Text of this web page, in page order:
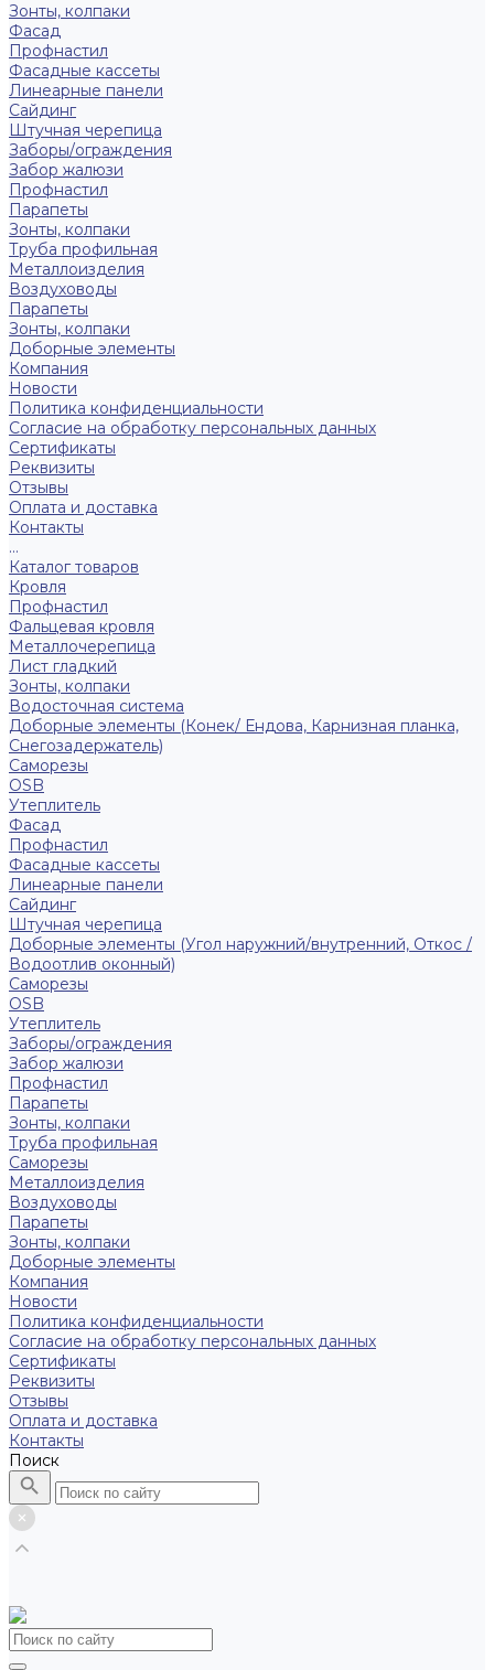
Зонты, колпаки
Фасад
Профнастил
Фасадные кассеты
Линеарные панели
Сайдинг
Штучная черепица
Заборы/ограждения
Забор жалюзи
Профнастил
Парапеты
Зонты, колпаки
Труба профильная
Металлоизделия
Воздуховоды
Парапеты
Зонты, колпаки
Доборные элементы
Компания
Новости
Политика конфиденциальности
Согласие на обработку персональных данных
Сертификаты
Реквизиты
Отзывы
Оплата и доставка
Контакты
...
Каталог товаров
Кровля
Профнастил
Фальцевая кровля
Металлочерепица
Лист гладкий
Зонты, колпаки
Водосточная система
Доборные элементы (Конек/ Ендова, Карнизная планка,
Снегозадержатель)
Саморезы
ОSB
Утеплитель
Фасад
Профнастил
Фасадные кассеты
Линеарные панели
Сайдинг
Штучная черепица
Доборные элементы (Угол наружний/внутренний, Откос /
Водоотлив оконный)
Саморезы
OSB
Утеплитель
Заборы/ограждения
Забор жалюзи
Профнастил
Парапеты
Зонты, колпаки
Труба профильная
Саморезы
Металлоизделия
Воздуховоды
Парапеты
Зонты, колпаки
Доборные элементы
Компания
Новости
Политика конфиденциальности
Согласие на обработку персональных данных
Сертификаты
Реквизиты
Отзывы
Оплата и доставка
Контакты
Поиск